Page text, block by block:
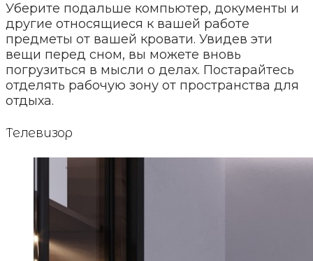
Уберите подальше компьютер, документы и
другие относящиеся к вашей работе
предметы от вашей кровати. Увидев эти
вещи перед сном, вы можете вновь
погрузиться в мысли о делах. Постарайтесь
отделять рабочую зону от пространства для
отдыха.
Телевизор